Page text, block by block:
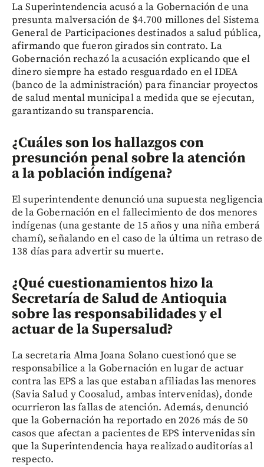
La Superintendencia acusó a la Gobernación de una
presunta malversación de $4.700 millones del Sistema
General de Participaciones destinados a salud pública,
afirmando que fueron girados sin contrato. La
Gobernación rechazó la acusación explicando que el
dinero siempre ha estado resguardado en el IDEA
(banco de la administración) para financiar proyectos
de salud mental municipal a medida que se ejecutan,
garantizando su transparencia.
¿Cuáles son los hallazgos con
presunción penal sobre la atención
a la población indígena?
El superintendente denunció una supuesta negligencia
de la Gobernación en el fallecimiento de dos menores
indígenas (una gestante de 15 años y una niña emberá
chamí), señalando en el caso de la última un retraso de
138 días para advertir su muerte.
¿Qué cuestionamientos hizo la
Secretaría de Salud de Antioquia
sobre las responsabilidades y el
actuar de la Supersalud?
La secretaria Alma Joana Solano cuestionó que se
responsabilice a la Gobernación en lugar de actuar
contra las EPS a las que estaban afiliadas las menores
(Savia Salud y Coosalud, ambas intervenidas), donde
ocurrieron las fallas de atención. Además, denunció
que la Gobernación ha reportado en 2026 más de 50
casos que afectan a pacientes de EPS intervenidas sin
que la Superintendencia haya realizado auditorías al
respecto.